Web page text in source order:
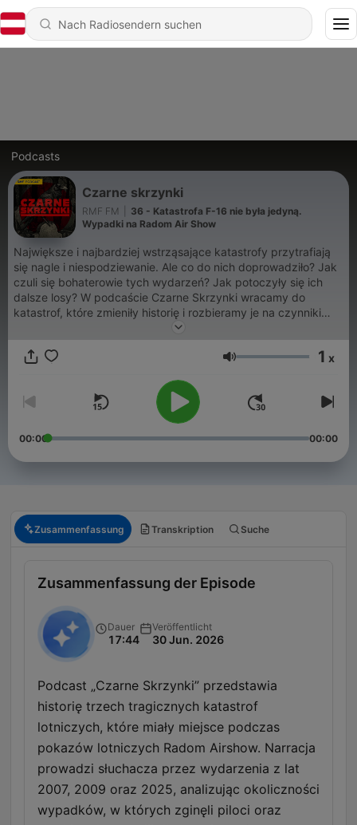
Podcasts
Czarne skrzynki
RMF FM
36 - Katastrofa F-16 nie była jedyną.
Wypadki na Radom Air Show
Największe i najbardziej wstrząsające katastrofy przytrafiają
się nagle i niespodziewanie. Ale co do nich doprowadziło? Jak
czuli się bohaterowie tych wydarzeń? Jak potoczyły się ich
dalsze losy? W podcaście Czarne Skrzynki wracamy do
katastrof, które zmieniły historię i rozbieramy je na czynniki
Lautstärke 1 x
00:00 00:00
Zusammenfassung Transkription Suche
Zusammenfassung der Episode
Dauer
17:44
Veröffentlicht
30 Jun. 2026
Podcast „Czarne Skrzynki” przedstawia
historię trzech tragicznych katastrof
lotniczych, które miały miejsce podczas
pokazów lotniczych Radom Airshow. Narracja
prowadzi słuchacza przez wydarzenia z lat
2007, 2009 oraz 2025, analizując okoliczności
wypadków, w których zginęli piloci oraz